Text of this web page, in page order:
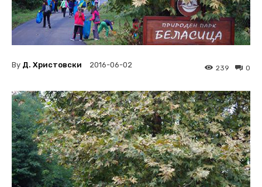
By Д. Христовски 2016-06-02 0
239